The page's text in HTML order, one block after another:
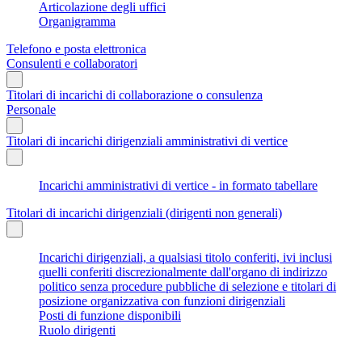
Articolazione degli uffici
Organigramma
Telefono e posta elettronica
Consulenti e collaboratori
Titolari di incarichi di collaborazione o consulenza
Personale
Titolari di incarichi dirigenziali amministrativi di vertice
Incarichi amministrativi di vertice - in formato tabellare
Titolari di incarichi dirigenziali (dirigenti non generali)
Incarichi dirigenziali, a qualsiasi titolo conferiti, ivi inclusi
quelli conferiti discrezionalmente dall'organo di indirizzo
politico senza procedure pubbliche di selezione e titolari di
posizione organizzativa con funzioni dirigenziali
Posti di funzione disponibili
Ruolo dirigenti